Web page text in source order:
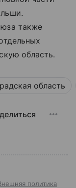
также
область.
область
политика